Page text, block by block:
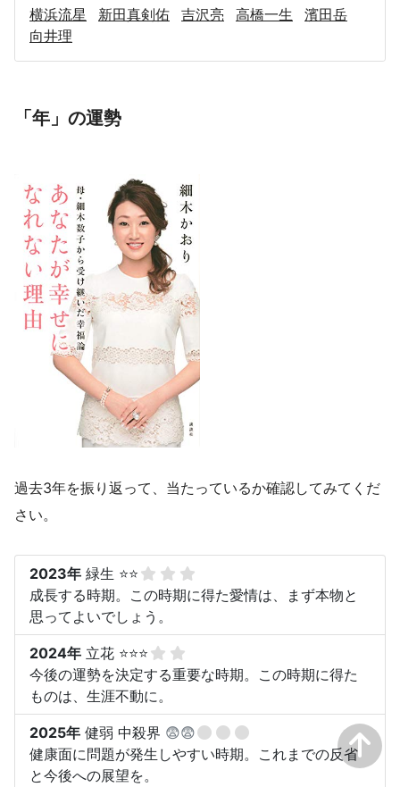
横浜流星
新田真剣佑 吉沢亮 高橋一生
濱田岳
向井理
「年」の運勢
過去3年を振り返って、当たっているか確認してみてくだ
さい。
2023年 緑生 ⭐⭐
成長する時期。この時期に得た愛情は、まず本物と
思ってよいでしょう。
2024年 立花 ⭐⭐⭐
今後の運勢を決定する重要な時期。この時期に得た
ものは、生涯不動に。
2025年 健弱 中殺界 😨😨
健康面に問題が発生しやすい時期。これまでの反省
と今後への展望を。